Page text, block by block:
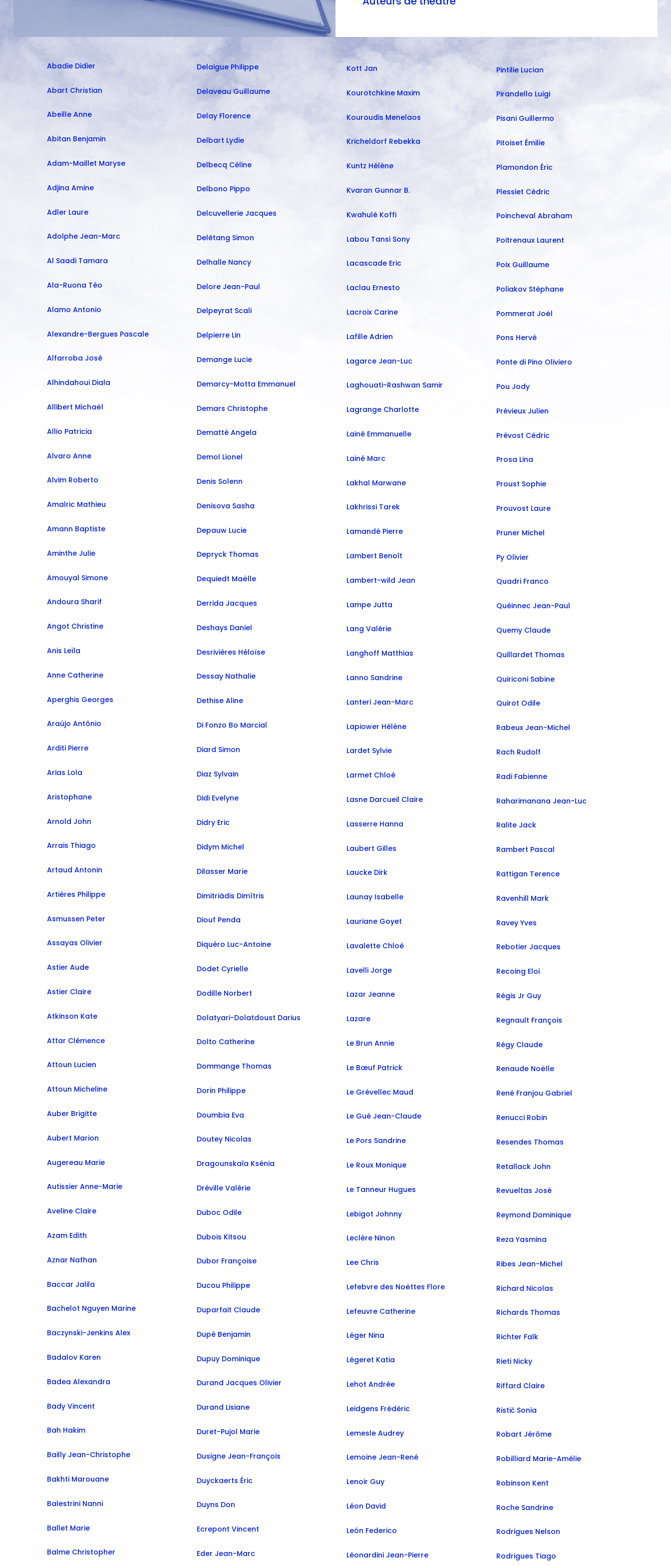
Abadie Didier
Abart Christian
Abeille Anne
Abitan Benjamin
Adam-Maillet Maryse
Adjina Amine
Adler Laure
Adolphe Jean-Marc
Al Saadi Tamara
Ala-Ruona Téo
Alamo Antonio
Alexandre-Bergues Pascale
Alfarroba José
Alhindahoui Diala
Allibert Michaël
Allio Patricia
Alvaro Anne
Alvim Roberto
Amalric Mathieu
Amann Baptiste
Aminthe Julie
Amouyal Simone
Andoura Sharif
Angot Christine
Anis Leïla
Anne Catherine
Aperghis Georges
Araújo Antônio
Arditi Pierre
Arias Lola
Aristophane
Arnold John
Arrais Thiago
Artaud Antonin
Artières Philippe
Asmussen Peter
Assayas Olivier
Astier Aude
Astier Claire
Atkinson Kate
Attar Clémence
Attoun Lucien
Attoun Micheline
Auber Brigitte
Aubert Marion
Augereau Marie
Autissier Anne-Marie
Aveline Claire
Azam Edith
Aznar Nathan
Baccar Jalila
Bachelot Nguyen Marine
Baczynski-Jenkins Alex
Badalov Karen
Badea Alexandra
Bady Vincent
Bah Hakim
Bailly Jean-Christophe
Bakhti Marouane
Balestrini Nanni
Ballet Marie
Balme Christopher
Delaigue Philippe
Delaveau Guillaume
Delay Florence
Delbart Lydie
Delbecq Céline
Delbono Pippo
Delcuvellerie Jacques
Delétang Simon
Delhalle Nancy
Delore Jean-Paul
Delpeyrat Scali
Delpierre Lin
Demange Lucie
Demarcy-Motta Emmanuel
Demars Christophe
Dematté Angela
Demol Lionel
Denis Solenn
Denisova Sasha
Depauw Lucie
Depryck Thomas
Dequiedt Maëlle
Derrida Jacques
Deshays Daniel
Desrivières Héloïse
Dessay Nathalie
Dethise Aline
Di Fonzo Bo Marcial
Diard Simon
Diaz Sylvain
Didi Evelyne
Didry Eric
Didym Michel
Dilasser Marie
Dimitriàdis Dimìtris
Diouf Penda
Diquéro Luc-Antoine
Dodet Cyrielle
Dodille Norbert
Dolatyari-Dolatdoust Darius
Dolto Catherine
Dommange Thomas
Dorin Philippe
Doumbia Eva
Doutey Nicolas
Dragounskaîa Ksénia
Dréville Valérie
Duboc Odile
Dubois Kitsou
Dubor Françoise
Ducou Philippe
Duparfait Claude
Dupé Benjamin
Dupuy Dominique
Durand Jacques Olivier
Durand Lisiane
Duret-Pujol Marie
Dusigne Jean-François
Duyckaerts Éric
Duyns Don
Ecrepont Vincent
Eder Jean-Marc
Kott Jan
Kourotchkine Maxim
Kouroudis Menelaos
Kricheldorf Rebekka
Kuntz Hélène
Kvaran Gunnar B.
Kwahulé Koffi
Labou Tansi Sony
Lacascade Eric
Laclau Ernesto
Lacroix Carine
Lafille Adrien
Lagarce Jean-Luc
Laghouati-Rashwan Samir
Lagrange Charlotte
Lainé Emmanuelle
Lainé Marc
Lakhal Marwane
Lakhrissi Tarek
Lamandé Pierre
Lambert Benoît
Lambert-wild Jean
Lampe Jutta
Lang Valérie
Langhoff Matthias
Lanno Sandrine
Lanteri Jean-Marc
Lapiower Hélène
Lardet Sylvie
Larmet Chloé
Lasne Darcueil Claire
Lasserre Hanna
Laubert Gilles
Laucke Dirk
Launay Isabelle
Lauriane Goyet
Lavalette Chloé
Lavelli Jorge
Lazar Jeanne
Lazare
Le Brun Annie
Le Bœuf Patrick
Le Grévellec Maud
Le Gué Jean-Claude
Le Pors Sandrine
Le Roux Monique
Le Tanneur Hugues
Lebigot Johnny
Leclère Ninon
Lee Chris
Lefebvre des Noëttes Flore
Lefeuvre Catherine
Léger Nina
Légeret Katia
Lehot Andrée
Leidgens Frédéric
Lemesle Audrey
Lemoine Jean-René
Lenoir Guy
Léon David
León Federico
Léonardini Jean-Pierre
Pintilie Lucian
Pirandello Luigi
Pisani Guillermo
Pitoiset Émilie
Plamondon Éric
Plessiet Cédric
Poincheval Abraham
Poitrenaux Laurent
Poix Guillaume
Poliakov Stéphane
Pommerat Joël
Pons Hervé
Ponte di Pino Oliviero
Pou Jody
Prévieux Julien
Prévost Cédric
Prosa Lina
Proust Sophie
Prouvost Laure
Pruner Michel
Py Olivier
Quadri Franco
Quéinnec Jean-Paul
Quemy Claude
Quillardet Thomas
Quiriconi Sabine
Quirot Odile
Rabeux Jean-Michel
Rach Rudolf
Radi Fabienne
Raharimanana Jean-Luc
Ralite Jack
Rambert Pascal
Rattigan Terence
Ravenhill Mark
Ravey Yves
Rebotier Jacques
Recoing Eloi
Régis Jr Guy
Regnault François
Régy Claude
Renaude Noëlle
René Franjou Gabriel
Renucci Robin
Resendes Thomas
Retallack John
Revueltas José
Reymond Dominique
Reza Yasmina
Ribes Jean-Michel
Richard Nicolas
Richards Thomas
Richter Falk
Rieti Nicky
Riffard Claire
Ristić Sonia
Robart Jérôme
Robilliard Marie-Amélie
Robinson Kent
Roche Sandrine
Rodrigues Nelson
Rodrigues Tiago